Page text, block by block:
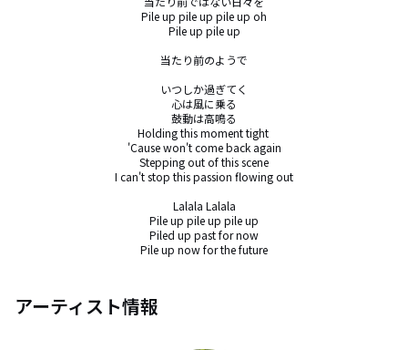
Pile up pile up pile up oh
Pile up pile up
当たり前のようで
いつしか過ぎてく
心は風に乗る
鼓動は高鳴る
Holding this moment tight
'Cause won't come back again
Stepping out of this scene
I can't stop this passion flowing out
Lalala Lalala
Pile up pile up pile up
Piled up past for now
Pile up now for the future
アーティスト情報